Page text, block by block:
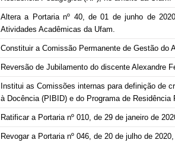
Altera a Portaria nº 40, de 01 de junho de
Atividades Acadêmicas da Ufam.
Constituir a Comissão Permanente de Gestão do
Reversão de Jubilamento do discente Alexandre
Institui as Comissões internas para definição de
à Docência (PIBID) e do Programa de
Ratificar a Portaria nº 010, de 29 de janeiro de
Revogar a Portaria nº 046, de 20 de julho de